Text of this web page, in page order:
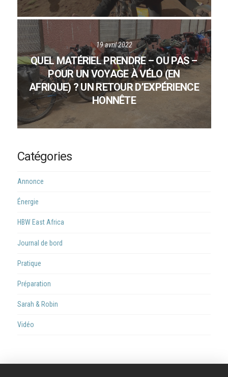
19 avril 2022
QUEL MATÉRIEL PRENDRE – OU PAS –
POUR UN VOYAGE À VÉLO (EN
AFRIQUE) ? UN RETOUR D’EXPÉRIENCE
HONNÊTE
Catégories
Annonce
Énergie
HBW East Africa
Journal de bord
Pratique
Préparation
Sarah & Robin
Vidéo